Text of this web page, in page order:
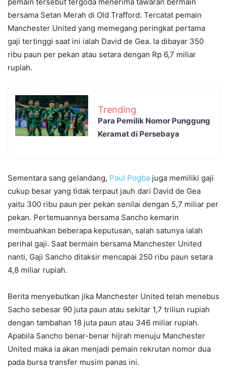
bersama Setan Merah di Old Trafford. Tercatat pemain
Manchester United yang memegang peringkat pertama
gaji tertinggi saat ini ialah David de Gea. Ia dibayar 350
ribu paun per pekan atau setara dengan Rp 6,7 miliar
rupiah.
Trending
Para Pemilik Nomor Punggung
Keramat di Persebaya
Sementara sang gelandang, Paul Pogba juga memiliki gaji
cukup besar yang tidak terpaut jauh dari David de Gea
yaitu 300 ribu paun per pekan senilai dengan 5,7 miliar per
pekan. Pertemuannya bersama Sancho kemarin
membuahkan beberapa keputusan, salah satunya ialah
perihal gaji. Saat bermain bersama Manchester United
nanti, Gaji Sancho ditaksir mencapai 250 ribu paun setara
4,8 miliar rupiah.
Berita menyebutkan jika Manchester United telah menebus
Sacho sebesar 90 juta paun atau sekitar 1,7 triliun rupiah
dengan tambahan 18 juta paun atau 346 miliar rupiah.
Apabila Sancho benar-benar hijrah menuju Manchester
United maka ia akan menjadi pemain rekrutan nomor dua
pada bursa transfer musim panas ini.